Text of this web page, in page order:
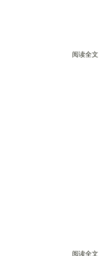
阅读全文
阅读全文